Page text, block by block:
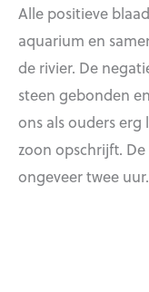
Alle positieve
aquarium en
de rivier. De
steen gebonden
ons als ouders erg
zoon opschrijft.
ongeveer twee uur.